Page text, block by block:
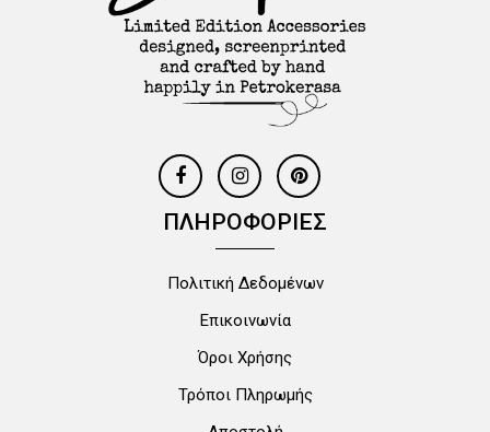
ΠΛΗΡΟΦΟΡΙΕΣ
Πολιτική Δεδομένων
Επικοινωνία
Όροι Χρήσης
Τρόποι Πληρωμής